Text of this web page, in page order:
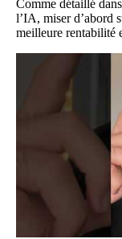
Comme détaillé
l’IA, miser d’abord
meilleure rentabilité